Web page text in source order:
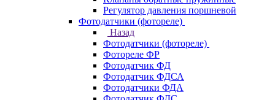
Регулятор давления поршневой
Фотодатчики (фотореле)
Назад
Фотодатчики (фотореле)
Фотореле ФР
Фотодатчик ФД
Фотодатчик ФДСА
Фотодатчики ФДА